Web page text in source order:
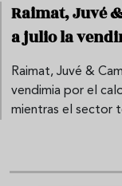
Raimat, Juvé
a julio la
Raimat, Juvé &
vendimia por el
mientras el sector